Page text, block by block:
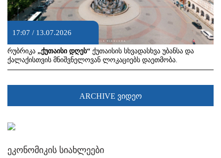
17:07 / 13.07.2026
რუბრიკა „ქუთაისი დღეს“ ქუთაისის სხვადასხვა უბანსა და
ქალაქისთვის მნიშვნელოვან ლოკაციებს დაეთმობა.
ARCHIVE ვიდეო
ეკონომიკის სიახლეები